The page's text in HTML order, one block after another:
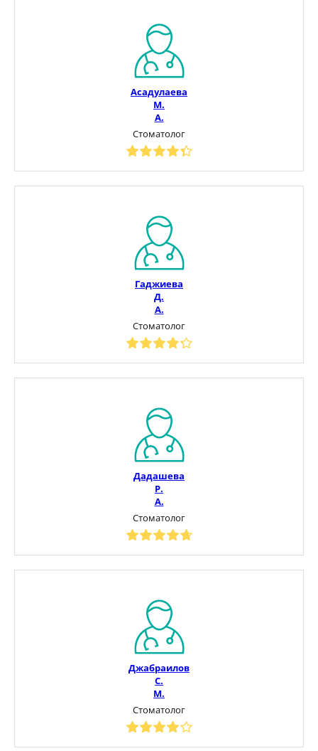
Асадулаева
М.
А.
Стоматолог
Гаджиева
Д.
А.
Стоматолог
Дадашева
Р.
А.
Стоматолог
Джабраилов
С.
М.
Стоматолог